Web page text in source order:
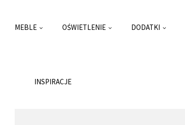
MEBLE OŚWIETLENIE DODATKI
INSPIRACJE